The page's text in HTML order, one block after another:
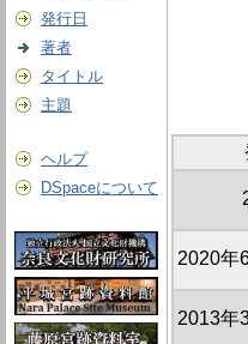
発行日
著者
タイトル
主題
ヘルプ
DSpaceについて
2020年
2013年